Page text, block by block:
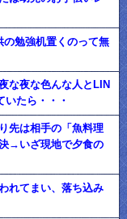
勉強机置くのって無
な夜な色んな人とLIN
いたら・・・
先は相手の「魚料理
→いざ現地で夕食の
れてまい、落ち込み